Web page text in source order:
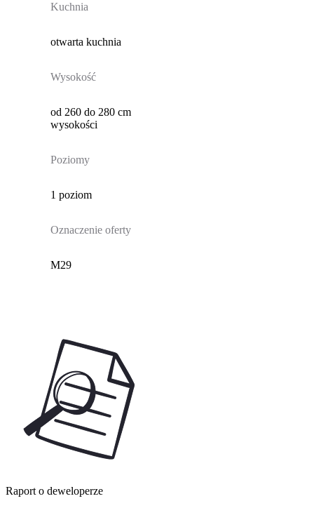
Kuchnia
otwarta kuchnia
Wysokość
od 260 do 280 cm
wysokości
Poziomy
1 poziom
Oznaczenie oferty
M29
Raport o deweloperze